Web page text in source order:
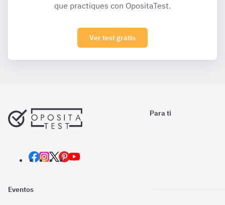
que practiques con OpositaTest.
Ver test gratis
Para ti
Eventos